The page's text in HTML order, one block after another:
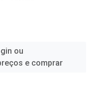
ou
e comprar